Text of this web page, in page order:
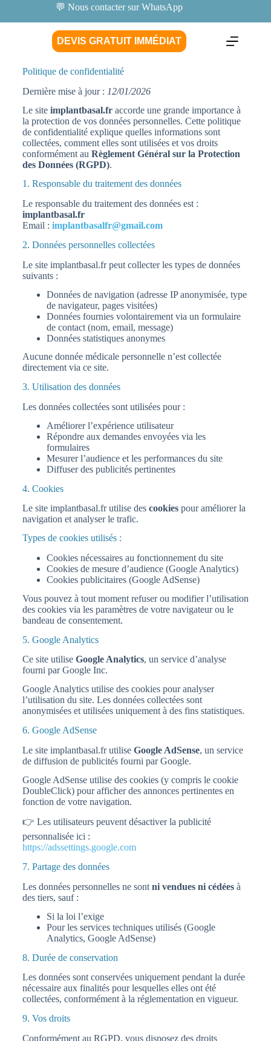
💬 Nous contacter sur WhatsApp
DEVIS GRATUIT IMMÉDIAT
Politique de confidentialité
Dernière mise à jour : 12/01/2026
Le site implantbasal.fraccorde une grande importance à
la protection de vos données personnelles. Cette politique
de confidentialité explique quelles informations sont
collectées, comment elles sont utilisées et vos droits
conformément au Règlement Général sur la Protection
des Données (RGPD).
1. Responsable du traitement des données
Le responsable du traitement des données est :
implantbasal.fr
Email : implantbasalfr@gmail.com
2. Données personnelles collectées
Le site implantbasal.fr peut collecter les types de données
suivants :
Données de navigation (adresse IP anonymisée, type
de navigateur, pages visitées)
Données fournies volontairement via un formulaire
de contact (nom, email, message)
Données statistiques anonymes
Aucune donnée médicale personnelle n’est collectée
directement via ce site.
3. Utilisation des données
Les données collectées sont utilisées pour :
Améliorer l’expérience utilisateur
Répondre aux demandes envoyées via les
formulaires
Mesurer l’audience et les performances du site
Diffuser des publicités pertinentes
4. Cookies
Le site implantbasal.fr utilise des cookiespour améliorer la
navigation et analyser le trafic.
Types de cookies utilisés :
Cookies nécessaires au fonctionnement du site
Cookies de mesure d’audience (Google Analytics)
Cookies publicitaires (Google AdSense)
Vous pouvez à tout moment refuser ou modifier l’utilisation
des cookies via les paramètres de votre navigateur ou le
bandeau de consentement.
5. Google Analytics
Ce site utilise Google Analytics, un service d’analyse
fourni par Google Inc.
Google Analytics utilise des cookies pour analyser
l’utilisation du site. Les données collectées sont
anonymisées et utilisées uniquement à des fins statistiques.
6. Google AdSense
Le site implantbasal.fr utilise Google AdSense, un service
de diffusion de publicités fourni par Google.
Google AdSense utilise des cookies (y compris le cookie
DoubleClick) pour afficher des annonces pertinentes en
fonction de votre navigation.
👉 Les utilisateurs peuvent désactiver la publicité
personnalisée ici :
https://adssettings.google.com
7. Partage des données
Les données personnelles ne sont ni vendues ni cédéesà
des tiers, sauf :
Si la loi l’exige
Pour les services techniques utilisés (Google
Analytics, Google AdSense)
8. Durée de conservation
Les données sont conservées uniquement pendant la durée
nécessaire aux finalités pour lesquelles elles ont été
collectées, conformément à la réglementation en vigueur.
9. Vos droits
Conformément au RGPD, vous disposez des droits